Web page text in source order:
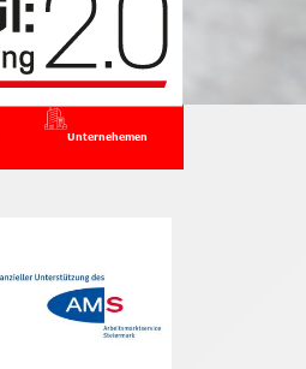
Unternehemen